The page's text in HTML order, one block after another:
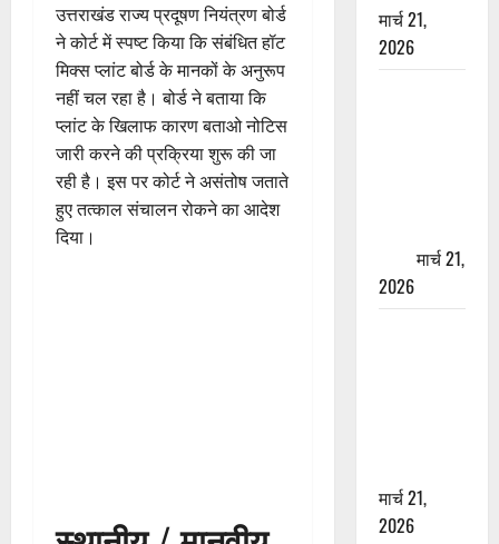
उत्तराखंड राज्य प्रदूषण नियंत्रण बोर्ड
ने कोर्ट में स्पष्ट किया कि संबंधित हॉट
मिक्स प्लांट बोर्ड के मानकों के अनुरूप
नहीं चल रहा है। बोर्ड ने बताया कि
प्लांट के खिलाफ कारण बताओ नोटिस
जारी करने की प्रक्रिया शुरू की जा
रही है। इस पर कोर्ट ने असंतोष जताते
हुए तत्काल संचालन रोकने का आदेश
दिया।
मार्च 21,
2026
मार्च 21,
2026
मार्च 21,
2026